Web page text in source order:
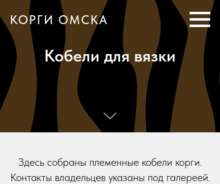
КОРГИ ОМСКА
Кобели для вязки
Здесь собраны племенные кобели корги.
Контакты владельцев указаны под галереей.